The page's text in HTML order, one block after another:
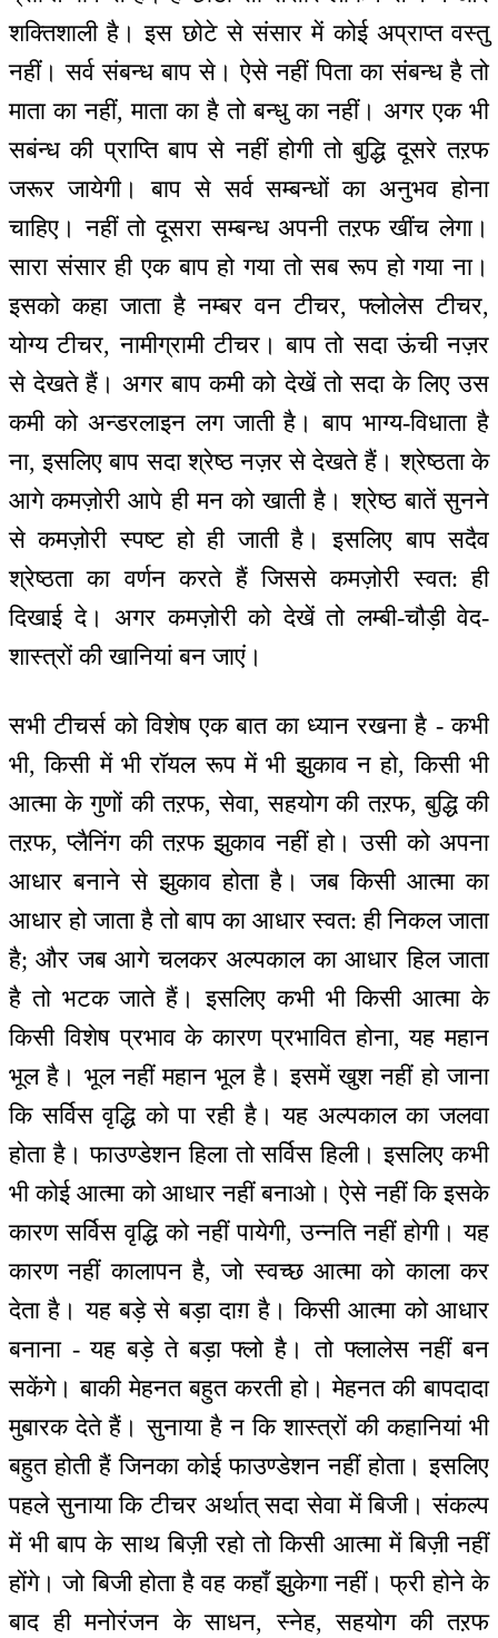
शक्तिशाली है। इस छोटे से संसार में कोई अप्राप्त वस्तु
नहीं। सर्व संबन्ध बाप से। ऐसे नहीं पिता का संबन्ध है तो
माता का नहीं, माता का है तो बन्धु का नहीं। अगर एक भी
सबंन्ध की प्राप्ति बाप से नहीं होगी तो बुद्धि दूसरे तऱफ
जरूर जायेगी। बाप से सर्व सम्बन्धों का अनुभव होना
चाहिए। नहीं तो दूसरा सम्बन्ध अपनी तऱफ खींच लेगा।
सारा संसार ही एक बाप हो गया तो सब रूप हो गया ना।
इसको कहा जाता है नम्बर वन टीचर, फ्लोलेस टीचर,
योग्य टीचर, नामीग्रामी टीचर। बाप तो सदा ऊंची नज़र
से देखते हैं। अगर बाप कमी को देखें तो सदा के लिए उस
कमी को अन्डरलाइन लग जाती है। बाप भाग्य-विधाता है
ना, इसलिए बाप सदा श्रेष्ठ नज़र से देखते हैं। श्रेष्ठता के
आगे कमज़ोरी आपे ही मन को खाती है। श्रेष्ठ बातें सुनने
से कमज़ोरी स्पष्ट हो ही जाती है। इसलिए बाप सदैव
श्रेष्ठता का वर्णन करते हैं जिससे कमज़ोरी स्वत: ही
दिखाई दे। अगर कमज़ोरी को देखें तो लम्बी-चौड़ी वेद-
शास्त्रों की खानियां बन जाएं।
सभी टीचर्स को विशेष एक बात का ध्यान रखना है - कभी
भी, किसी में भी रॉयल रूप में भी झुकाव न हो, किसी भी
आत्मा के गुणों की तऱफ, सेवा, सहयोग की तऱफ, बुद्धि की
तऱफ, प्लैनिंग की तऱफ झुकाव नहीं हो। उसी को अपना
आधार बनाने से झुकाव होता है। जब किसी आत्मा का
आधार हो जाता है तो बाप का आधार स्वत: ही निकल जाता
है; और जब आगे चलकर अल्पकाल का आधार हिल जाता
है तो भटक जाते हैं। इसलिए कभी भी किसी आत्मा के
किसी विशेष प्रभाव के कारण प्रभावित होना, यह महान
भूल है। भूल नहीं महान भूल है। इसमें खुश नहीं हो जाना
कि सर्विस वृद्धि को पा रही है। यह अल्पकाल का जलवा
होता है। फाउण्डेशन हिला तो सर्विस हिली। इसलिए कभी
भी कोई आत्मा को आधार नहीं बनाओ। ऐसे नहीं कि इसके
कारण सर्विस वृद्धि को नहीं पायेगी, उन्नति नहीं होगी। यह
कारण नहीं कालापन है, जो स्वच्छ आत्मा को काला कर
देता है। यह बड़े से बड़ा दाग़ है। किसी आत्मा को आधार
बनाना - यह बड़े ते बड़ा फ्लो है। तो फ्लालेस नहीं बन
सकेंगे। बाकी मेहनत बहुत करती हो। मेहनत की बापदादा
मुबारक देते हैं। सुनाया है न कि शास्त्रों की कहानियां भी
बहुत होती हैं जिनका कोई फाउण्डेशन नहीं होता। इसलिए
पहले सुनाया कि टीचर अर्थात् सदा सेवा में बिजी। संकल्प
में भी बाप के साथ बिज़ी रहो तो किसी आत्मा में बिज़ी नहीं
होंगे। जो बिजी होता है वह कहाँ झुकेगा नहीं। फ्री होने के
बाद ही मनोरंजन के साधन, स्नेह, सहयोग की तऱफ